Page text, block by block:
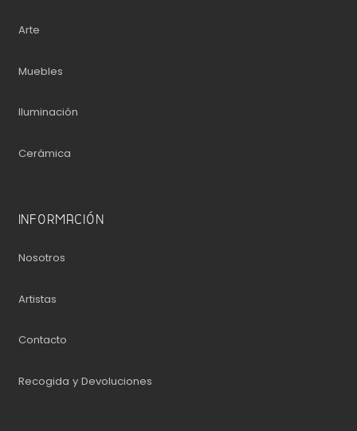
Arte
Muebles
Iluminación
Cerámica
INFORMACIÓN
Nosotros
Artistas
Contacto
Recogida y Devoluciones